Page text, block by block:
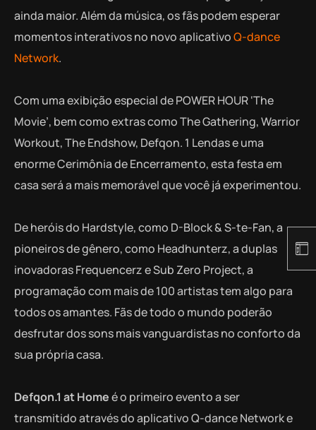
ainda maior. Além da música, os fãs podem esperar
momentos interativos no novo aplicativoQ-dance
Network.
Com uma exibição especial de POWER HOUR ‘The
Movie’, bem como extras como The Gathering, Warrior
Workout, The Endshow, Defqon. 1 Lendas e uma
enorme Cerimônia de Encerramento, esta festa em
casa será a mais memorável que você já experimentou.
De heróis do Hardstyle, como D-Block & S-te-Fan, a
pioneiros de gênero, como Headhunterz, a duplas
inovadoras Frequencerz e Sub Zero Project, a
programação com mais de 100 artistas tem algo para
todos os amantes. Fãs de todo o mundo poderão
desfrutar dos sons mais vanguardistas no conforto da
sua própria casa.
Defqon.1 at Homeé o primeiro evento a ser
transmitido através do aplicativo Q-dance Network e